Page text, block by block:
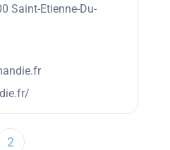
Saint-Etienne-Du-
2